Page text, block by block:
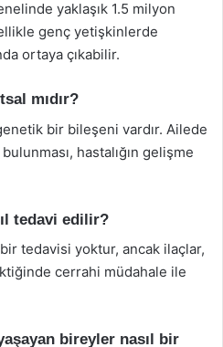
yaklaşık 1.5 milyon
genç yetişkinlerde
ortaya çıkabilir.
mıdır?
bir bileşeni vardır. Ailede
hastalığın gelişme
tedavi edilir?
tedavisi yoktur, ancak ilaçlar,
cerrahi müdahale ile
bireyler nasıl bir